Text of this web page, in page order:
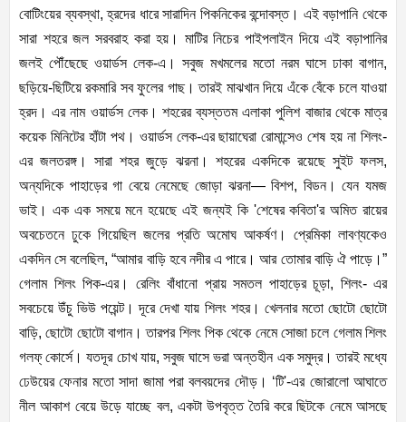
বোটিংয়ের ব্যবস্থা, হ্রদের ধারে সারাদিন পিকনিকের বন্দোবস্ত। এই বড়াপানি থেকে
সারা শহরে জল সরবরাহ করা হয়। মাটির নিচের পাইপলাইন দিয়ে এই বড়াপানির
জলই পৌঁছেছে ওয়ার্ডস লেক-এ। সবুজ মখমলের মতো নরম ঘাসে ঢাকা বাগান,
ছড়িয়ে-ছিটিয়ে রকমারি সব ফুলের গাছ। তারই মাঝখান দিয়ে এঁকে বেঁকে চলে যাওয়া
হ্রদ। এর নাম ওয়ার্ডস লেক। শহরের ব্যস্ততম এলাকা পুলিশ বাজার থেকে মাত্র
কয়েক মিনিটের হাঁটা পথ। ওয়ার্ডস লেক-এর ছায়াঘেরা রোমান্সেও শেষ হয় না শিলং-
এর জলতরঙ্গ। সারা শহর জুড়ে ঝরনা। শহরের একদিকে রয়েছে সুইট ফলস,
অন্যদিকে পাহাড়ের গা বেয়ে নেমেছে জোড়া ঝরনা— বিশপ, বিডন। যেন যমজ
ভাই। এক এক সময়ে মনে হয়েছে এই জন্যই কি 'শেষের কবিতা'র অমিত রায়ের
অবচেতনে ঢুকে গিয়েছিল জলের প্রতি অমোঘ আকর্ষণ। প্রেমিকা লাবণ্যকেও
একদিন সে বলেছিল, “আমার বাড়ি হবে নদীর এ পারে। আর তোমার বাড়ি ঐ পাড়ে।”
গেলাম শিলং পিক-এর। রেলিং বাঁধানো প্রায় সমতল পাহাড়ের চূড়া, শিলং- এর
সবচেয়ে উঁচু ভিউ পয়েন্ট। দূরে দেখা যায় শিলং শহর। খেলনার মতো ছোটো ছোটো
বাড়ি, ছোটো ছোটো বাগান। তারপর শিলং পিক থেকে নেমে সোজা চলে গেলাম শিলং
গলফ্ কোর্সে। যতদূর চোখ যায়, সবুজ ঘাসে ভরা অন্তহীন এক সমুদ্র। তারই মধ্যে
ঢেউয়ের ফেনার মতো সাদা জামা পরা বলবয়দের দৌড়। ‘টি'-এর জোরালো আঘাতে
নীল আকাশ বেয়ে উড়ে যাচ্ছে বল, একটা উপবৃত্ত তৈরি করে ছিটকে নেমে আসছে